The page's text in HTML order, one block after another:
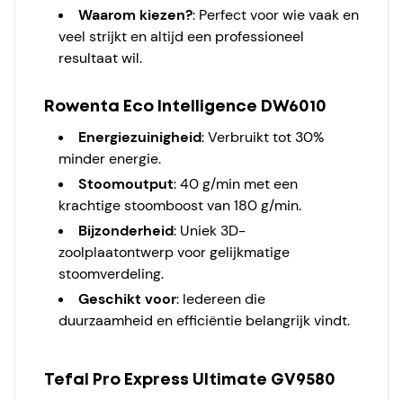
Waarom kiezen?: Perfect voor wie vaak en
veel strijkt en altijd een professioneel
resultaat wil.
Rowenta Eco Intelligence DW6010
Energiezuinigheid: Verbruikt tot 30%
minder energie.
Stoomoutput: 40 g/min met een
krachtige stoomboost van 180 g/min.
Bijzonderheid: Uniek 3D-
zoolplaatontwerp voor gelijkmatige
stoomverdeling.
Geschikt voor: Iedereen die
duurzaamheid en efficiëntie belangrijk vindt.
Tefal Pro Express Ultimate GV9580